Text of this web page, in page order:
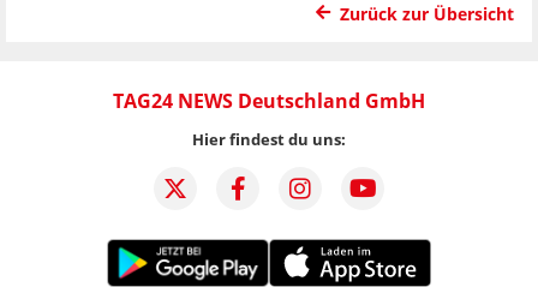
Zurück zur Übersicht
TAG24 NEWS Deutschland GmbH
Hier findest du uns: